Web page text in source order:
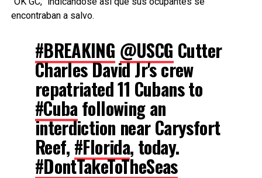
encontraban a salvo.
#BREAKING @USCG Cutter
Charles David Jr's crew
repatriated 11 Cubans to
#Cubafollowing an
interdiction near Carysfort
Reef, #Florida, today.
#DontTakeToTheSeas